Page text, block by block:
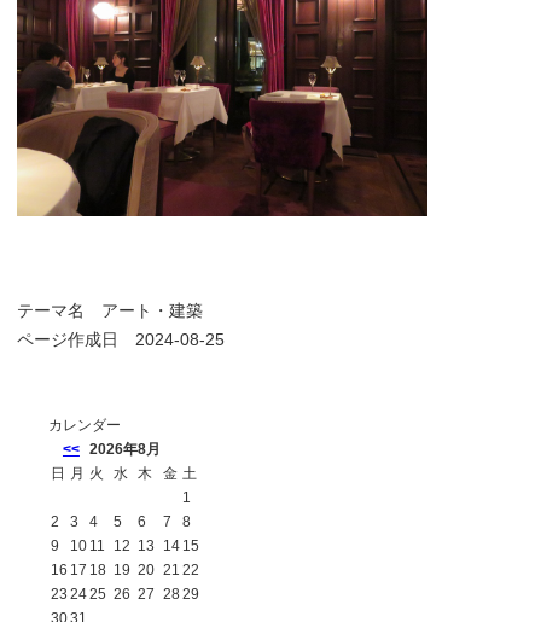
テーマ名 アート・建築
ページ作成日 2024-08-25
カレンダー
<<
2026年8月
日
月 火 水 木 金 土
1
2
3 4 5 6 7
8
9
10 11 12 13 14 15
16 17 18 19 20 21 22
23 2425 26 27 2829